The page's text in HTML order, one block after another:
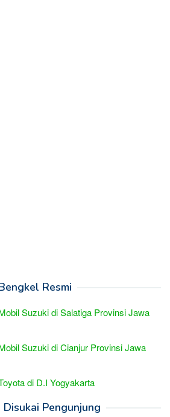
Resmi
Suzuki di Salatiga Provinsi Jawa
Suzuki di Cianjur Provinsi Jawa
di D.I Yogyakarta
Disukai Pengunjung